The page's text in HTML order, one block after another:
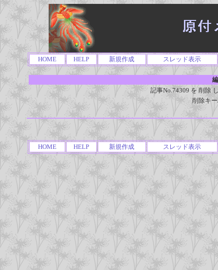
HOME HELP 新規作成 スレッド表示
記事No.74309 を 削除
削除キ
HOME HELP 新規作成 スレッド表示